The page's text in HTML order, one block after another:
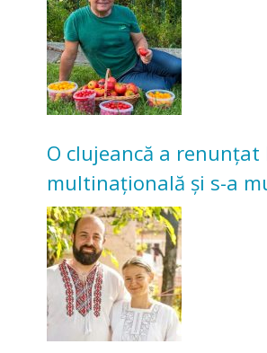
O clujeancă a
multinațională și s-a
Acum cultivă legume în
bunicilor